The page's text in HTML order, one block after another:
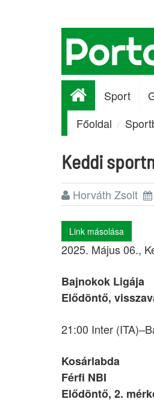
Sport
Főoldal
Keddi
Horváth Zsolt
Link másolása
2025. Május 06.,
Bajnokok Ligája
Elődöntő,
21:00 Inter
Kosárlabda
Férfi NBI
Elődöntő, 2.